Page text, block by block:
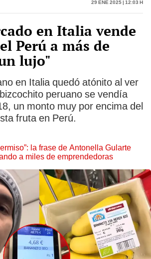
en Italia vende
Perú a más de
lujo"
en Italia quedó atónito al ver
peruano se vendía
un monto muy por encima del
fruta en Perú.
la frase de Antonella Gularte
a miles de emprendedoras